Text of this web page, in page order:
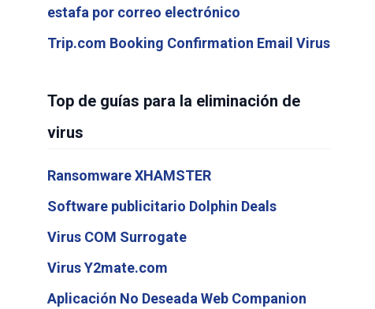
estafa por correo electrónico
Trip.com Booking Confirmation Email Virus
Top de guías para la eliminación de
virus
Ransomware XHAMSTER
Software publicitario Dolphin Deals
Virus COM Surrogate
Virus Y2mate.com
Aplicación No Deseada Web Companion